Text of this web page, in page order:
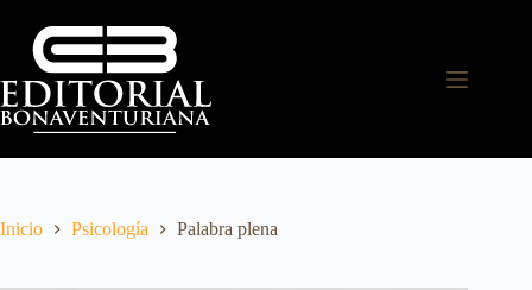
Inicio Psicología Palabra plena